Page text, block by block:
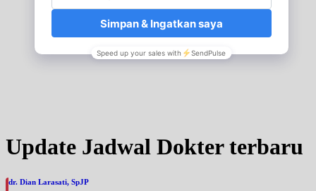
Update Jadwal Dokter terbaru
dr. Dian Larasati, SpJP